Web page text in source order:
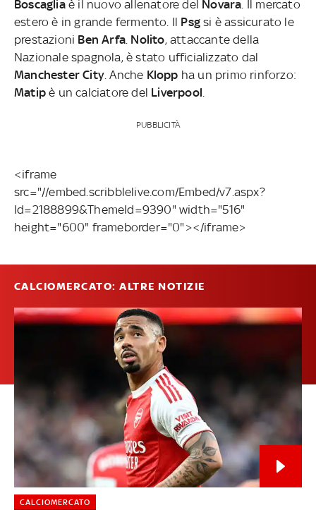
Boscaglia è il nuovo allenatore del Novara . Il mercato
estero è in grande fermento. Il Psgsi è assicurato le
prestazioni Ben Arfa Nolito, attaccante della
Nazionale spagnola, è stato ufficializzato dal
Manchester City. Anche Klopp ha un primo rinforzo:
Matipè un calciatore del Liverpool
PUBBLICITÀ
<iframe
src="//embed.scribblelive.com/Embed/v7.aspx?
Id=2188899&ThemeId=9390" width="516"
height="600" frameborder="0"></iframe>
CALCIOMERCATO: ALTRE NOTIZIE
CALCIOMERCATO